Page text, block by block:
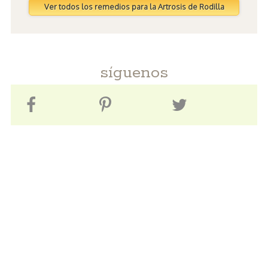
Ver todos los remedios para la Artrosis de Rodilla
síguenos